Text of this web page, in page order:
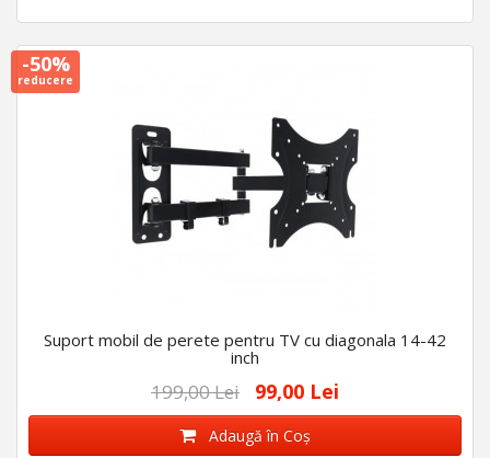
-50%
reducere
Suport mobil de perete pentru TV cu diagonala 14-42
inch
199,00 Lei 99,00 Lei
Adaugă în Coş